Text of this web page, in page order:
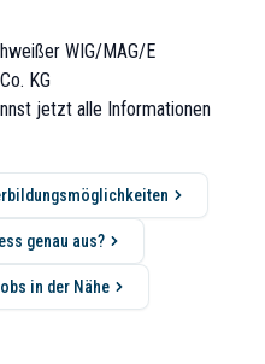
und Fortschritt.
kurze Entscheidungswege
erforderlich).
WIG/MAG/E
KG
jetzt alle Informationen
genau aus?
in der Nähe